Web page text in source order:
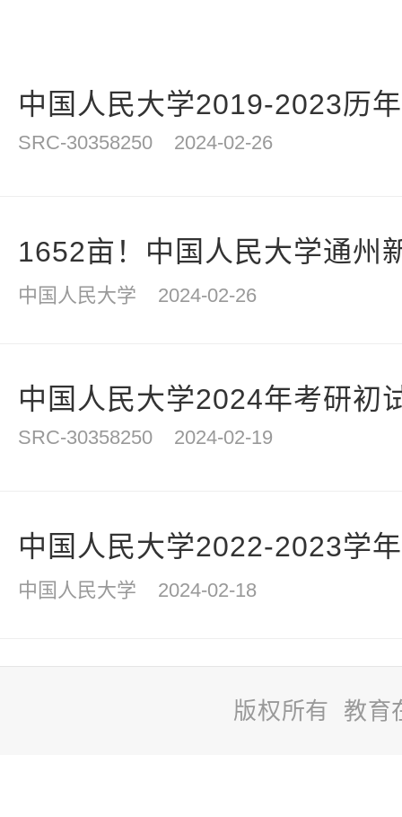
中国人民大学2019-2023历
SRC-30358250 2024-02-26
1652亩！中国人民大学通州
中国人民大学 2024-02-26
中国人民大学2024年考研初
SRC-30358250 2024-02-19
中国人民大学2022-2023学
中国人民大学 2024-02-18
版权所有 教育